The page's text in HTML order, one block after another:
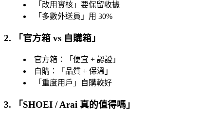
「 改用實核 」要保留收據
「 多數外送員 」用 30%
2. 「 官方箱 vs 自購箱 」
官方箱：「 便宜 + 認證 」
自購：「 品質 + 保溫 」
「 重度用戶 」自購較好
3. 「SHOEI / Arai 真的值得嗎 」